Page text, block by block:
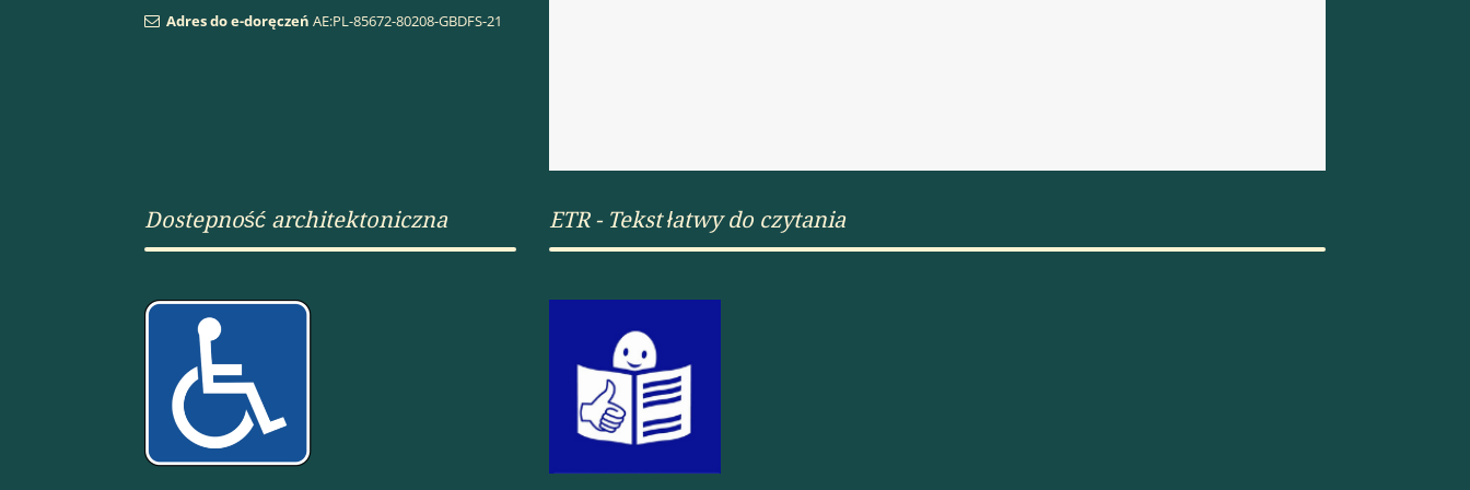
Adres do e-doręczeń AE:PL-85672-80208-GBDFS-21
Dostepność architektoniczna ETR - Tekst łatwy do czytania